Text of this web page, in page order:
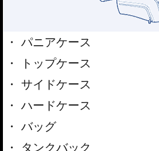
パニアケース
トップケース
サイドケース
ハードケース
バッグ
タンクバック